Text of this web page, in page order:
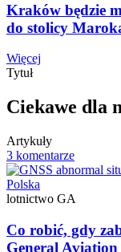
Kraków będzie
do stolicy
Więcej
Tytuł
Ciekawe dla
Artykuły
3 komentarze
Polska
lotnictwo GA
Co robić, gdy
General